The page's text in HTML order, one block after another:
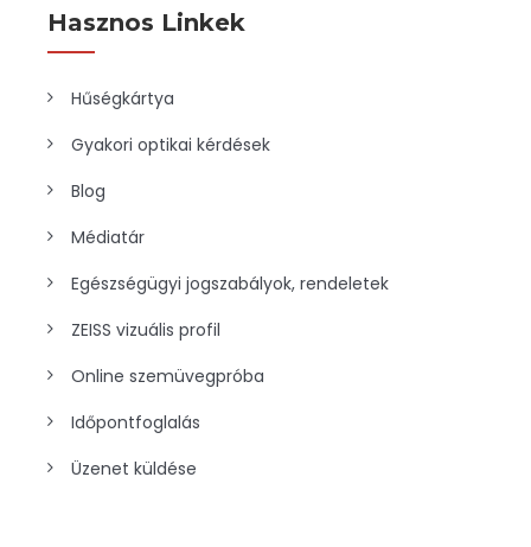
Hasznos Linkek
Hűségkártya
Gyakori optikai kérdések
Blog
Médiatár
Egészségügyi jogszabályok, rendeletek
ZEISS vizuális profil
Online szemüvegpróba
Időpontfoglalás
Üzenet küldése